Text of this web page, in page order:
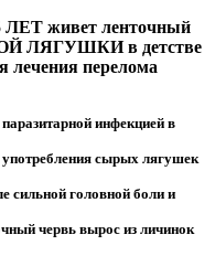
ЛЕТ живет ленточный
ЛЯГУШКИ в детстве
лечения перелома
инфекцией в
сырых лягушек
сильной головной боли и
червь вырос из личинок